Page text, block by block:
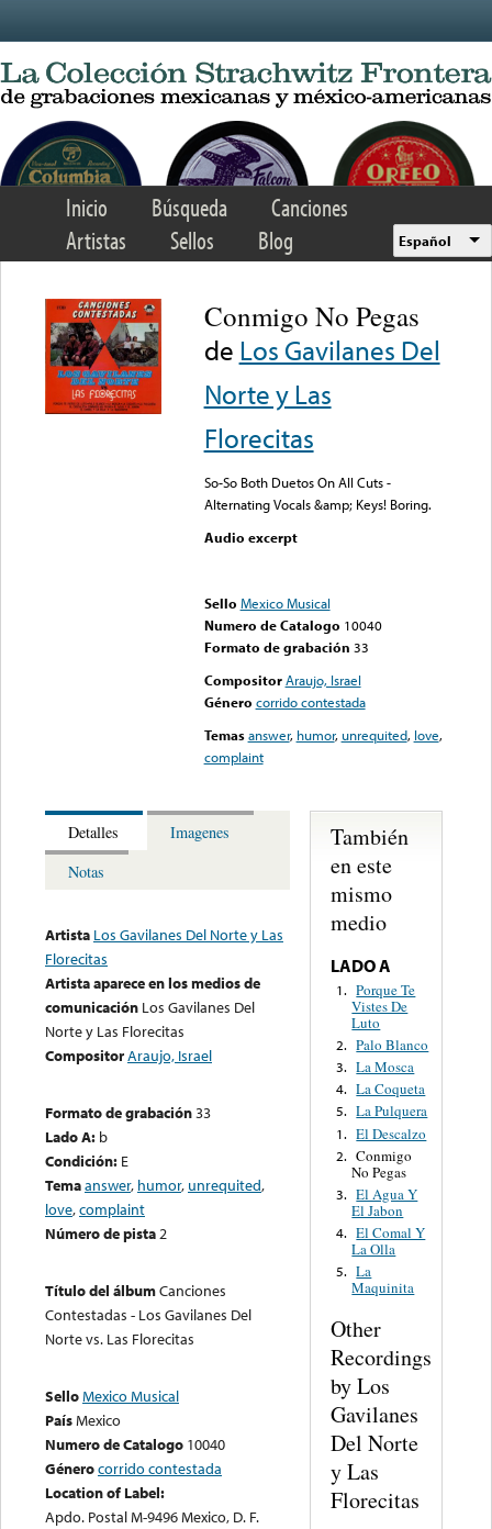
Inicio Búsqueda
Canciones
Artistas
Sellos Blog Español
Conmigo No Pegas
de Los Gavilanes Del
Norte y Las
Florecitas
So-So Both Duetos On All Cuts -
Alternating Vocals &amp; Keys! Boring.
Audio excerpt
Sello Mexico Musical
Numero de Catalogo 10040
Formato de grabación 33
Compositor Araujo, Israel
Género corrido contestada
Temas answer, humor,unrequited, love,
complaint
Detalles
Imagenes
Notas
Artista Los Gavilanes Del Norte y Las
Florecitas
Artista aparece en los medios de
comunicación Los Gavilanes Del
Norte y Las Florecitas
CompositorAraujo, Israel
Formato de grabación33
Lado A: b
Condición: E
Temaanswer, humor, unrequited,
love,complaint
Número de pista2
Título del álbumCanciones
Contestadas - Los Gavilanes Del
Norte vs. Las Florecitas
SelloMexico Musical
PaísMexico
Numero de Catalogo 10040
Génerocorrido contestada
Location of Label:
Apdo. Postal M-9496 Mexico, D. F.
También
en este
mismo
medio
LADO A
1. Porque Te
Vistes De
Luto
2. Palo Blanco
3. La Mosca
4. La Coqueta
5. La Pulquera
1. El Descalzo
2. Conmigo
No Pegas
3. El Agua Y
El Jabon
4. El Comal Y
La Olla
5. La
Maquinita
Other
Recordings
by Los
Gavilanes
Del Norte
y Las
Florecitas